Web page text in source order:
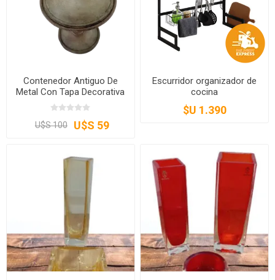
Contenedor Antiguo De
Metal Con Tapa Decorativa
– Estilo Vintage
U$S 100 U$S 59
Escurridor organizador de
cocina
$U 1.390